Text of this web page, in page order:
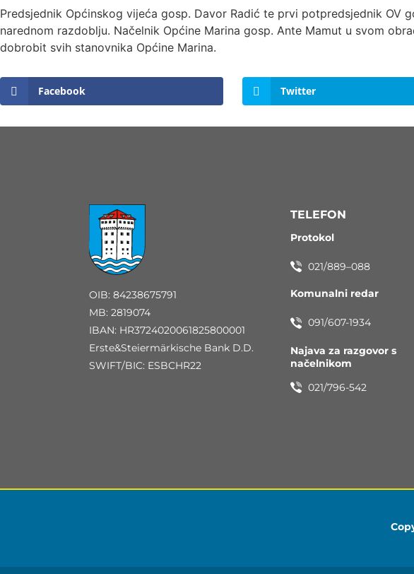
Predsjednik Općinskog vijeća gosp. Davor Radić te prvi potpredsjednik
narednom razdoblju. Načelnik Općine Marina gosp. Ante Mamut u svom
dobrobit svih stanovnika Općine Marina.
Facebook Twitter
OIB: 84238675791
MB: 2819074
IBAN: HR3724020061825800001
Erste&Steiermärkische Bank D.D.
SWIFT/BIC: ESBCHR22
TELEFON
Protokol
021/889–088
Komunalni redar
091/607-1934
Najava za razgovor s
načelnikom
021/796-542